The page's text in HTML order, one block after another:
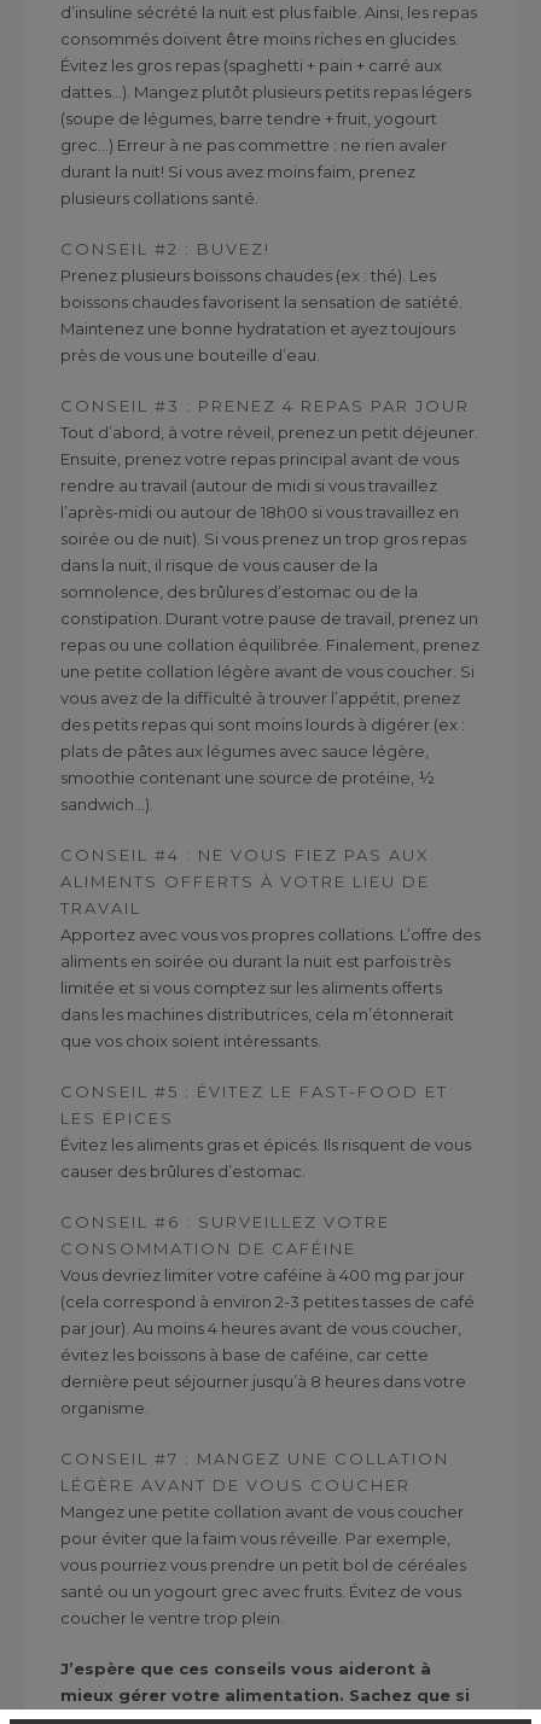
d’insuline sécrété la nuit est plus faible. Ainsi, les repas
consommés doivent être moins riches en glucides.
Évitez les gros repas (spaghetti + pain + carré aux
dattes…). Mangez plutôt plusieurs petits repas légers
(soupe de légumes, barre tendre + fruit, yogourt
grec…) Erreur à ne pas commettre : ne rien avaler
durant la nuit! Si vous avez moins faim, prenez
plusieurs collations santé.
CONSEIL #2 : BUVEZ!
Prenez plusieurs boissons chaudes (ex : thé). Les
boissons chaudes favorisent la sensation de satiété.
Maintenez une bonne hydratation et ayez toujours
près de vous une bouteille d’eau.
CONSEIL #3 : PRENEZ 4 REPAS PAR JOUR
Tout d’abord, à votre réveil, prenez un petit déjeuner.
Ensuite, prenez votre repas principal avant de vous
rendre au travail (autour de midi si vous travaillez
l’après-midi ou autour de 18h00 si vous travaillez en
soirée ou de nuit). Si vous prenez un trop gros repas
dans la nuit, il risque de vous causer de la
somnolence, des brûlures d’estomac ou de la
constipation. Durant votre pause de travail, prenez un
repas ou une collation équilibrée. Finalement, prenez
une petite collation légère avant de vous coucher. Si
vous avez de la difficulté à trouver l’appétit, prenez
des petits repas qui sont moins lourds à digérer (ex :
plats de pâtes aux légumes avec sauce légère,
smoothie contenant une source de protéine, ½
sandwich…).
CONSEIL #4 : NE VOUS FIEZ PAS AUX
ALIMENTS OFFERTS À VOTRE LIEU DE
TRAVAIL
Apportez avec vous vos propres collations. L’offre des
aliments en soirée ou durant la nuit est parfois très
limitée et si vous comptez sur les aliments offerts
dans les machines distributrices, cela m’étonnerait
que vos choix soient intéressants.
CONSEIL #5 : ÉVITEZ LE FAST-FOOD ET
LES ÉPICES
Évitez les aliments gras et épicés. Ils risquent de vous
causer des brûlures d’estomac.
CONSEIL #6 : SURVEILLEZ VOTRE
CONSOMMATION DE CAFÉINE
Vous devriez limiter votre caféine à 400 mg par jour
(cela correspond à environ 2-3 petites tasses de café
par jour). Au moins 4 heures avant de vous coucher,
évitez les boissons à base de caféine, car cette
dernière peut séjourner jusqu’à 8 heures dans votre
organisme.
CONSEIL #7 : MANGEZ UNE COLLATION
LÉGÈRE AVANT DE VOUS COUCHER
Mangez une petite collation avant de vous coucher
pour éviter que la faim vous réveille. Par exemple,
vous pourriez vous prendre un petit bol de céréales
santé ou un yogourt grec avec fruits. Évitez de vous
coucher le ventre trop plein.
J’espère que ces conseils vous aideront à
mieux gérer votre alimentation. Sachez que si